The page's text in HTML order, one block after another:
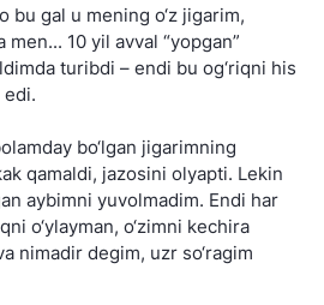
bu gal u mening o‘z jigarim,
10 yil avval “yopgan”
turibdi – endi bu og‘riqni his
bo‘lgan jigarimning
qamaldi, jazosini olyapti. Lekin
aybimni yuvolmadim. Endi har
o‘ylayman, o‘zimni kechira
nimadir degim, uzr so‘ragim